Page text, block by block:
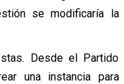
se modificaría la
Desde el Partido
una instancia para